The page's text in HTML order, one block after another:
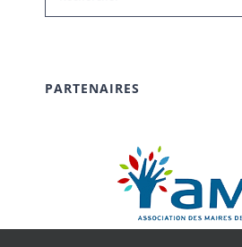
PARTENAIRES